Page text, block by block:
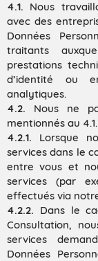
4.1. Nous
avec des
Données
traitants
prestations
d’identité ou
analytiques.
4.2. Nous ne
mentionnés au
4.2.1. Lorsque
services dans le
entre vous et
services (par
effectués via
4.2.2. Dans le
Consultation,
services
Données